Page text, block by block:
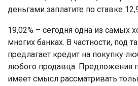
деньгами заплатите по ставке
19,02% – сегодня одна из самых
многих банках. В частности, под
предлагает кредит на покупку
любого продавца. Предложения
имеет смысл рассматривать